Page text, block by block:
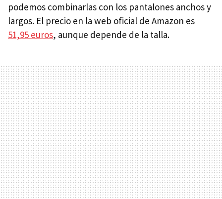
podemos combinarlas con los pantalones anchos y
largos. El precio en la web oficial de Amazon es
51,95 euros, aunque depende de la talla.